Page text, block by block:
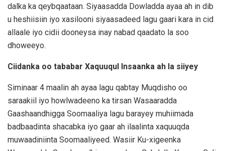
dalka ka qeybqaataan. Siyaasadda Dowladda ayaa ah in dib
u heshiisiin iyo xasilooni siyaasadeed lagu gaari kara in cid
allaale iyo cidii dooneysa inay nabad qaadato la soo
dhoweeyo.
Ciidanka oo tababar Xaquuqul Insaanka ah la siiyey
Siminaar 4 maalin ah ayaa lagu qabtay Muqdisho oo
saraakiil iyo howlwadeeno ka tirsan Wasaaradda
Gaashaandhigga Soomaaliya lagu barayey muhiimada
badbaadinta shacabka iyo gaar ah ilaalinta xaquuqda
muwaadiniinta Soomaaliyeed. Wasiir Ku-xigeenka